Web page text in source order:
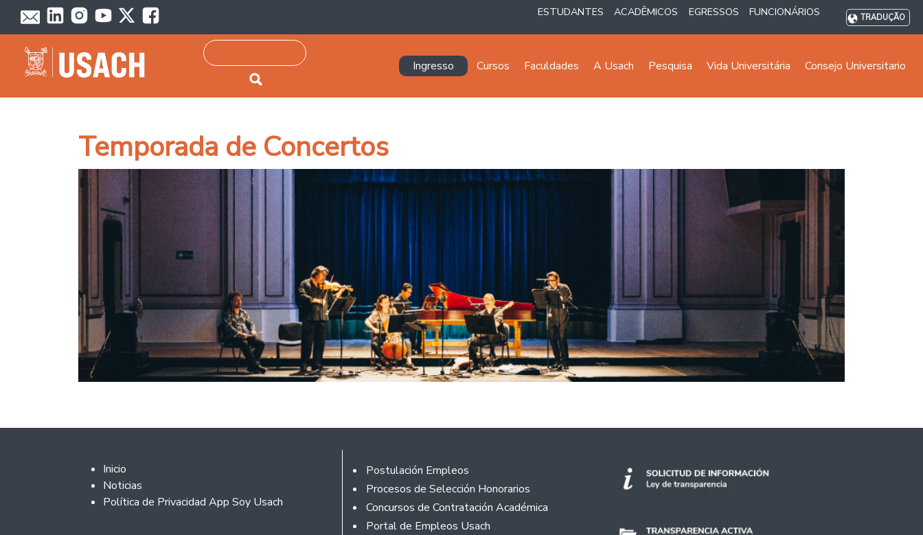
Passar para o conteúdo principal ESTUDANTES ACADÊMICOS EGRESSOS FUNCIONÁRIOS TRADUÇÃO
Pesquisar
Navegación principal
Ingresso Cursos Faculdades A Usach Pesquisa Vida Universitária Consejo Universitario
Temporada de Concertos
Footer 2
Inicio
Noticias
Política de Privacidad App Soy Usach
Rodapé
Postulación Empleos
Procesos de Selección Honorarios
Concursos de Contratación Académica
Portal de Empleos Usach